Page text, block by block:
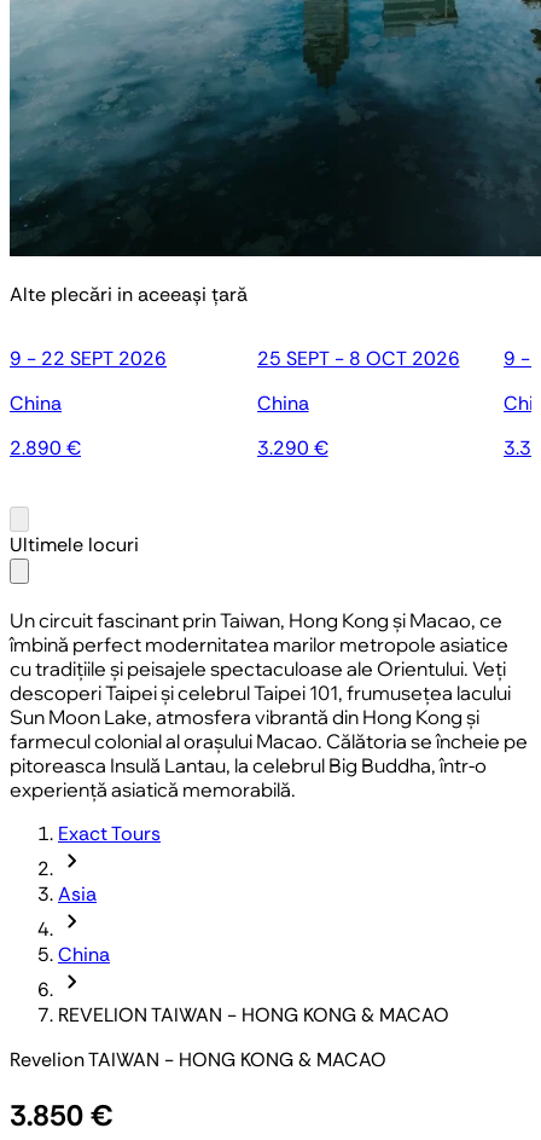
Alte plecări in aceeași țară
9 - 22 SEPT 2026
China
2.890 €
25 SEPT - 8 OCT 2026
China
3.290 €
9 -
Ultimele locuri
Un circuit fascinant prinTaiwan, Hong Kong și Macao, ce
îmbină perfect modernitatea marilor metropole asiatice
cu tradițiile și peisajele spectaculoase ale Orientului. Veți
descoperi Taipei și celebrul Taipei 101, frumusețea lacului
Sun Moon Lake, atmosfera vibrantă din Hong Kong și
farmecul colonial al orașului Macao. Călătoria se încheie pe
pitoreasca Insulă Lantau, la celebrul Big Buddha, într-o
experiență asiatică memorabilă.
Exact Tours
chevron_forward
Asia
chevron_forward
China
chevron_forward
REVELION TAIWAN - HONG KONG & MACAO
Revelion TAIWAN - HONG KONG & MACAO
3.850 €